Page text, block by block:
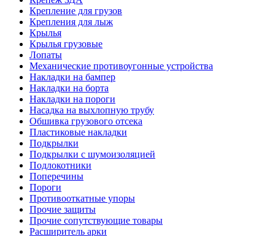
Крепление для грузов
Крепления для лыж
Крылья
Крылья грузовые
Лопаты
Механические противоугонные устройства
Накладки на бампер
Накладки на борта
Накладки на пороги
Насадка на выхлопную трубу
Обшивка грузового отсека
Пластиковые накладки
Подкрылки
Подкрылки с шумоизоляцией
Подлокотники
Поперечины
Пороги
Противооткатные упоры
Прочие защиты
Прочие сопутствующие товары
Расширитель арки